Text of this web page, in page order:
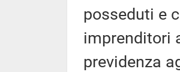
posseduti e
imprenditori
previdenza